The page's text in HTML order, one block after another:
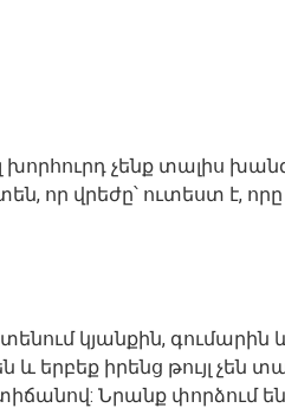
չենք տալիս
որ վրեժը՝ ուտեստ է, որը
կյանքին, գումարին
և երբեք իրենց թույլ չեն
Նրանք փորձում են